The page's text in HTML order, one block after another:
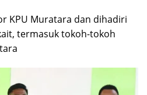
KPU Muratara dan dihadiri
termasuk tokoh-tokoh